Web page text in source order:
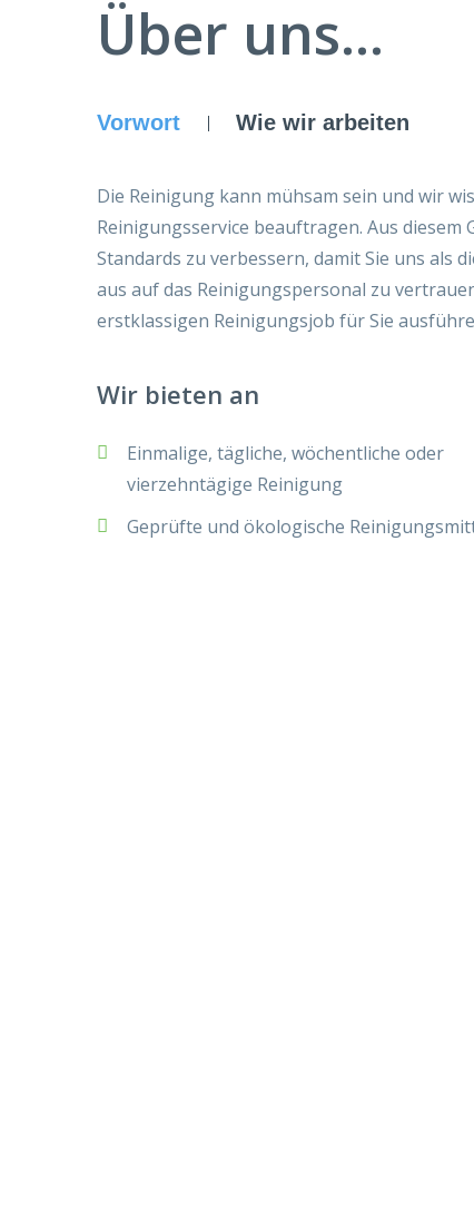
Über uns...
Vorwort Wie wir arbeiten
Die Reinigung kann mühsam sein und wir
Reinigungsservice beauftragen. Aus
Standards zu verbessern, damit Sie uns als
aus auf das Reinigungspersonal zu
erstklassigen Reinigungsjob für Sie
Wir bieten an
Einmalige, tägliche, wöchentliche oder
vierzehntägige Reinigung
Geprüfte und ökologische